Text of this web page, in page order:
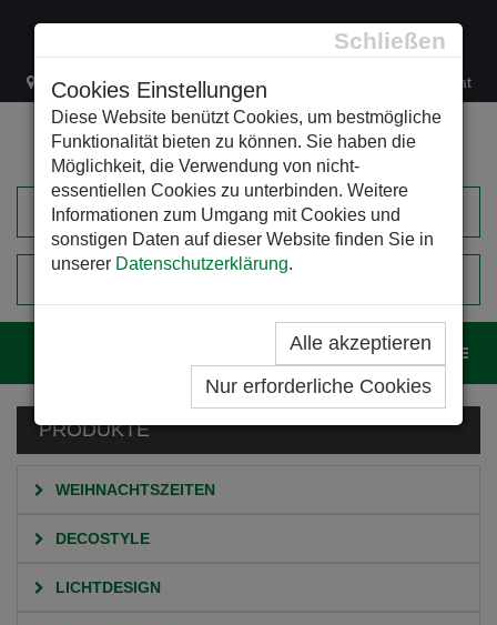
Schließen
Cookies Einstellungen
Diese Website benützt Cookies, um bestmögliche
Funktionalität bieten zu können. Sie haben die
Möglichkeit, die Verwendung von nicht-
essentiellen Cookies zu unterbinden. Weitere
Informationen zum Umgang mit Cookies und
sonstigen Daten auf dieser Website finden Sie in
unserer Datenschutzerklärung.
Alle akzeptieren
Nur erforderliche Cookies
Lacknergasse 78 +43/1/470 37 00 office@leso.at
EINKAUFSWAGEN
PRODUKTE
WEIHNACHTSZEITEN
DECOSTYLE
LICHTDESIGN